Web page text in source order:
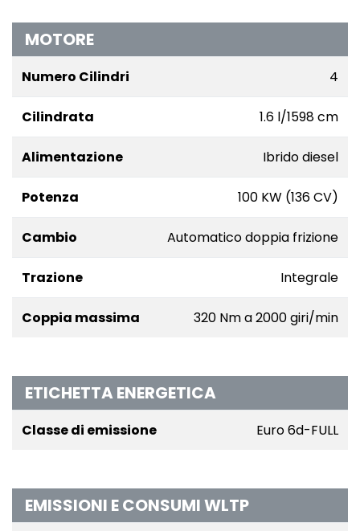
MOTORE
Numero Cilindri 4
Cilindrata 1.6 l/1598 cm
Alimentazione Ibrido diesel
Potenza 100 KW (136 CV)
Cambio Automatico doppia frizione
Trazione Integrale
Coppia massima 320 Nm a 2000 giri/min
ETICHETTA ENERGETICA
Classe di emissione Euro 6d-FULL
EMISSIONI E CONSUMI WLTP